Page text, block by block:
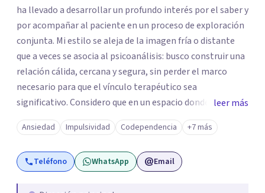
ha llevado a desarrollar un profundo interés por el saber y
por acompañar al paciente en un proceso de exploración
conjunta. Mi estilo se aleja de la imagen fría o distante
que a veces se asocia al psicoanálisis: busco construir una
relación cálida, cercana y segura, sin perder el marco
necesario para que el vínculo terapéutico sea
significativo. Considero que en un espacio donde uno
puede sentirse acompañado y escuchado, es posible
mirar con honestidad cómo nos vinculamos afuera, qué se
repite, qué duele, y qué puede transformarse. En mi
consultorio hay lugar para todo: risas, tristezas, enojos y
leer más
Ansiedad Impulsividad Codependencia +7 más
Teléfono WhatsApp Email